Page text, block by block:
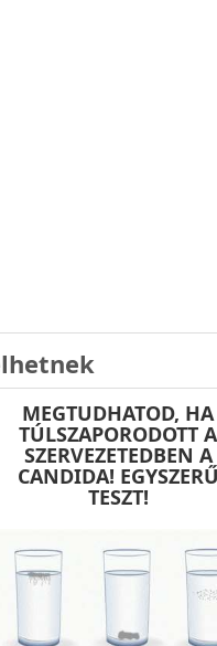
MEGTUDHATOD, HA
TÚLSZAPORODOTT A
SZERVEZETEDBEN A
CANDIDA! EGYSZERŰ
TESZT!